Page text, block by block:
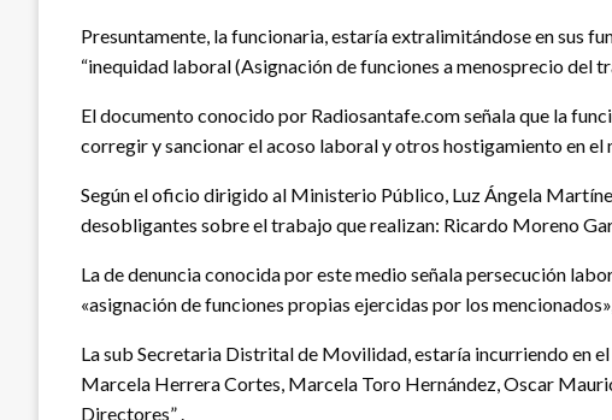
Presuntamente, la funcionaria, estaría extralimitándose en sus
“inequidad laboral (Asignación de funciones a menosprecio del
El documento conocido por Radiosantafe.com señala que la
corregir y sancionar el acoso laboral y otros hostigamiento en el
Según el oficio dirigido al Ministerio Público, Luz Ángela
desobligantes sobre el trabajo que realizan: Ricardo Moreno
La de denuncia conocida por este medio señala persecución
«asignación de funciones propias ejercidas por los
La sub Secretaria Distrital de Movilidad, estaría incurriendo en
Marcela Herrera Cortes, Marcela Toro Hernández, Oscar
Directores” .